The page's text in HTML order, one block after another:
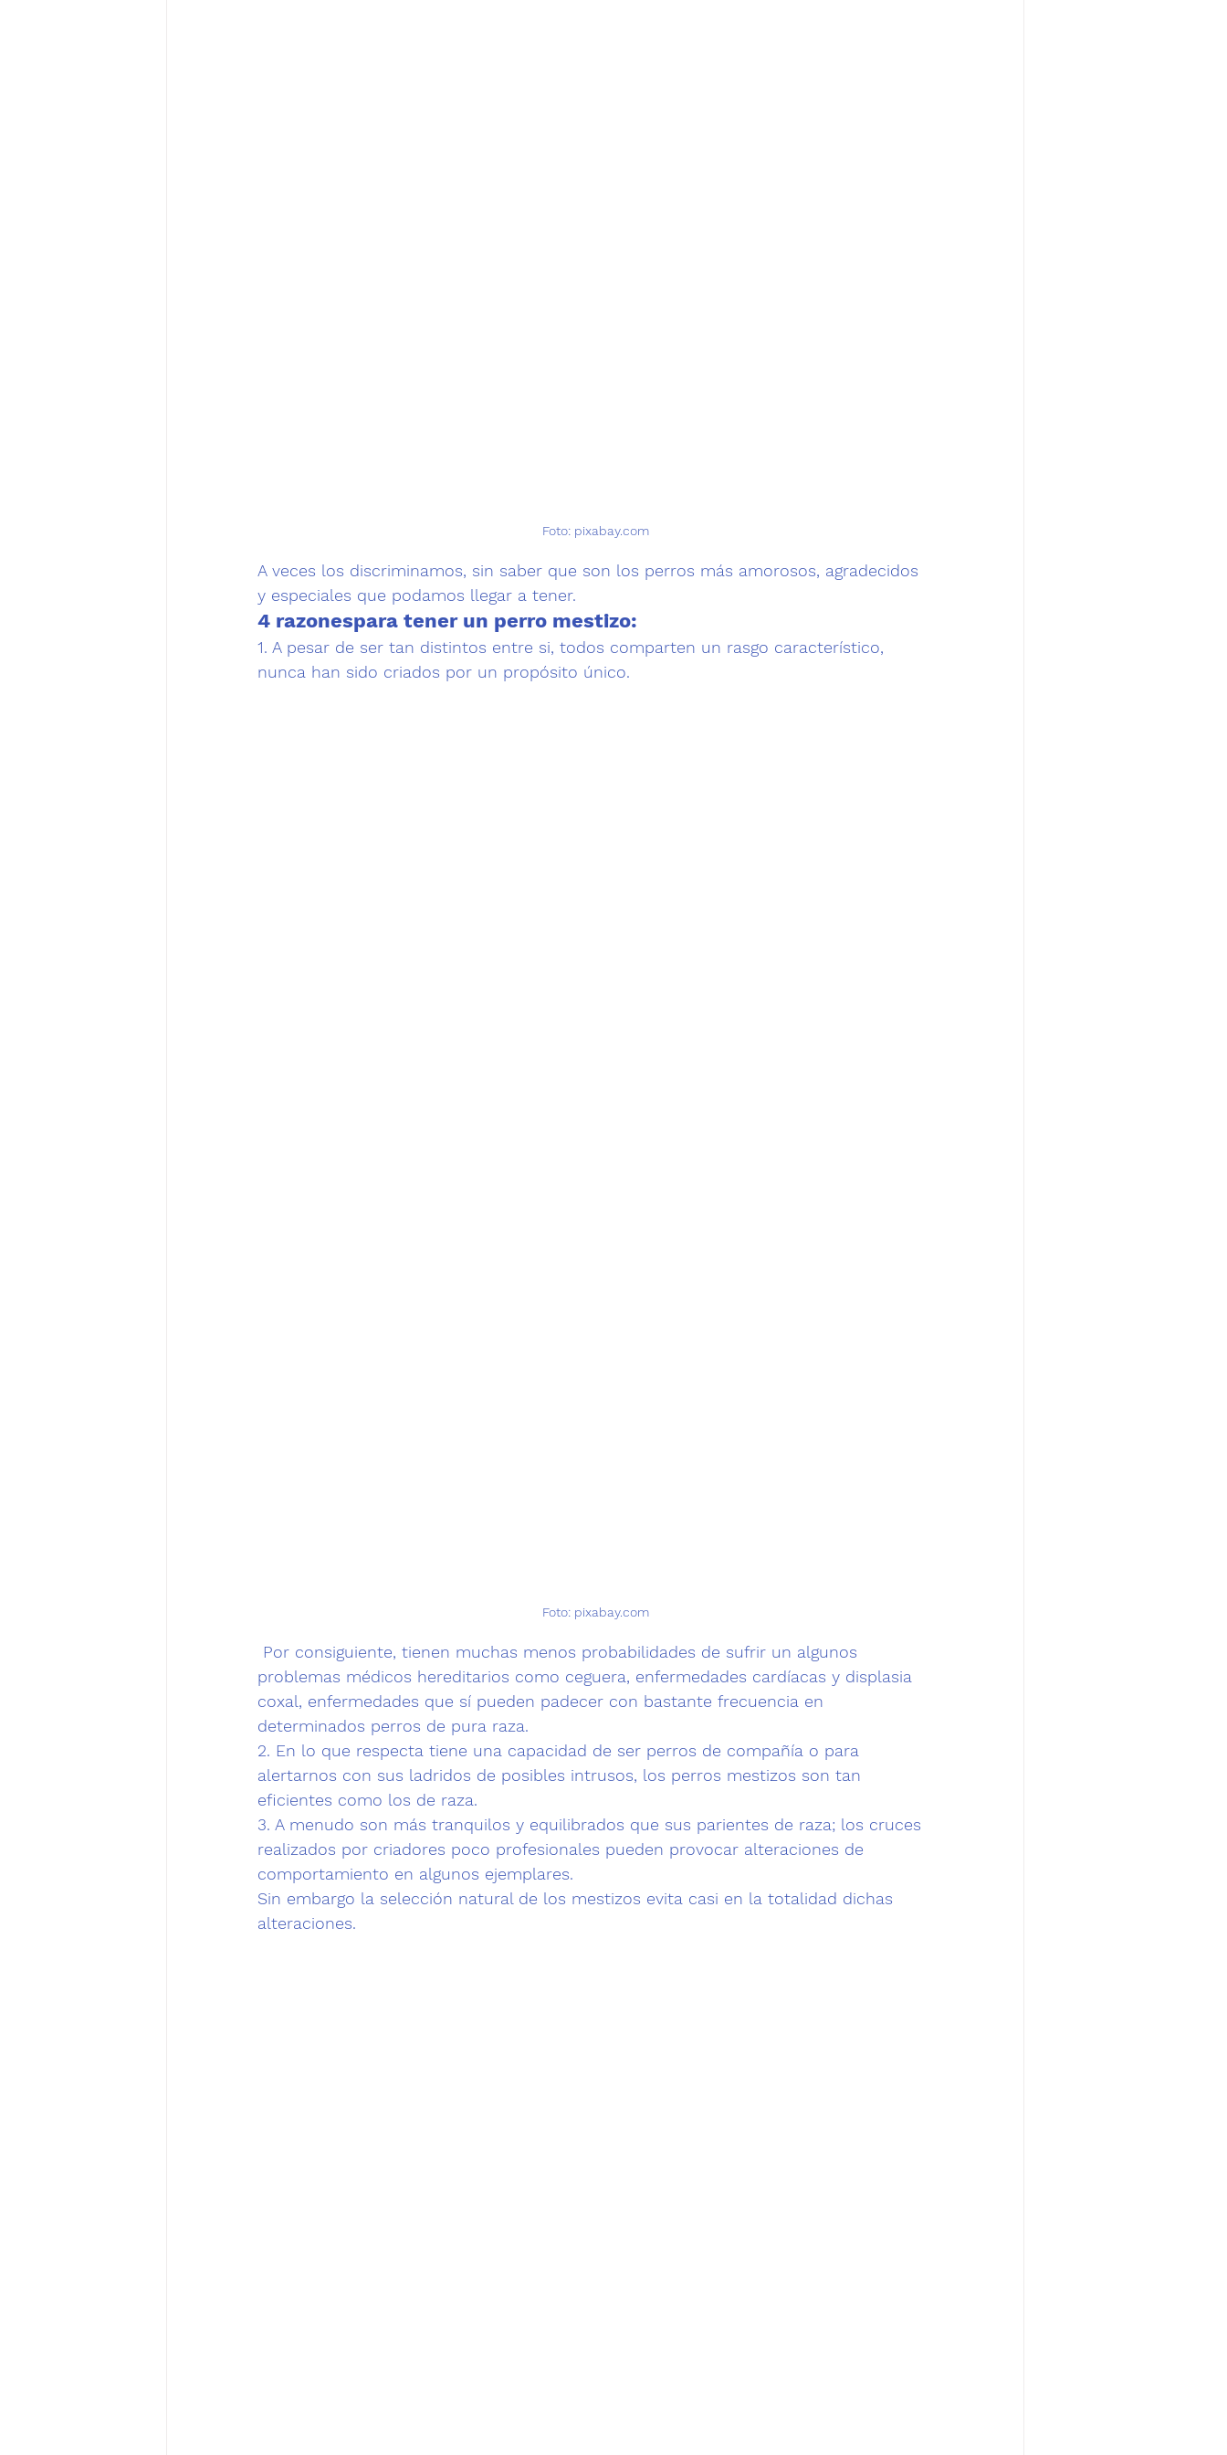
Foto: pixabay.com
A veces los discriminamos, sin saber que son los perros más amorosos, agradecidos
y especiales que podamos llegar a tener.
4 razonespara tener un perro mestizo:
1. A pesar de ser tan distintos entre si, todos comparten un rasgo característico,
nunca han sido criados por un propósito único.
Foto: pixabay.com
Por consiguiente, tienen muchas menos probabilidades de sufrir un algunos
problemas médicos hereditarios como ceguera, enfermedades cardíacas y displasia
coxal, enfermedades que sí pueden padecer con bastante frecuencia en
determinados perros de pura raza.
2. En lo que respecta tiene una capacidad de ser perros de compañía o para
alertarnos con sus ladridos de posibles intrusos, los perros mestizos son tan
eficientes como los de raza.
3. A menudo son más tranquilos y equilibrados que sus parientes de raza; los cruces
realizados por criadores poco profesionales pueden provocar alteraciones de
comportamiento en algunos ejemplares.
Sin embargo la selección natural de los mestizos evita casi en la totalidad dichas
alteraciones.